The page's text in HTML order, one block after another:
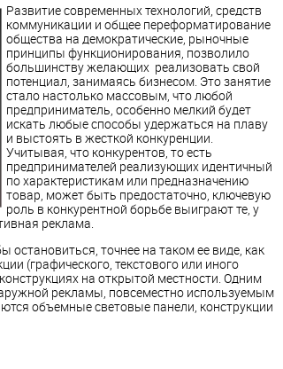
Развитие современных технологий, средств
коммуникации и общее переформатирование
общества на демократические, рыночные
принципы функционирования, позволило
большинству желающих реализовать свой
потенциал, занимаясь бизнесом. Это занятие
стало настолько массовым, что любой
предприниматель, особенно мелкий будет
искать любые способы удержаться на плаву
и выстоять в жесткой конкуренции.
Учитывая, что конкурентов, то есть
предпринимателей реализующих идентичный
по характеристикам или предназначению
товар, может быть предостаточно, ключевую
роль в конкурентной борьбе выиграют те, у
реклама.
остановиться, точнее на таком ее виде, как
(графического, текстового или иного
на открытой местности. Одним
рекламы, повсеместно используемым
объемные световые панели, конструкции